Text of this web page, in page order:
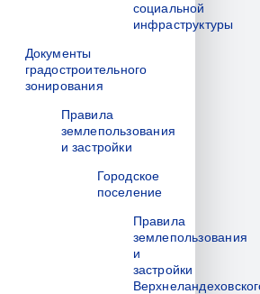
социальной
инфраструктуры
Документы
градостроительного
зонирования
Правила
землепользования
и застройки
Городское
поселение
Правила
землепользования
и
застройки